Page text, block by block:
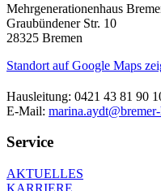
Mehrgenerationenhaus
Graubündener Str. 10
28325 Bremen
Standort auf Google Maps
Hausleitung: 0421 43 81 90
E-Mail:
Service
AKTUELLES
KARRIERE